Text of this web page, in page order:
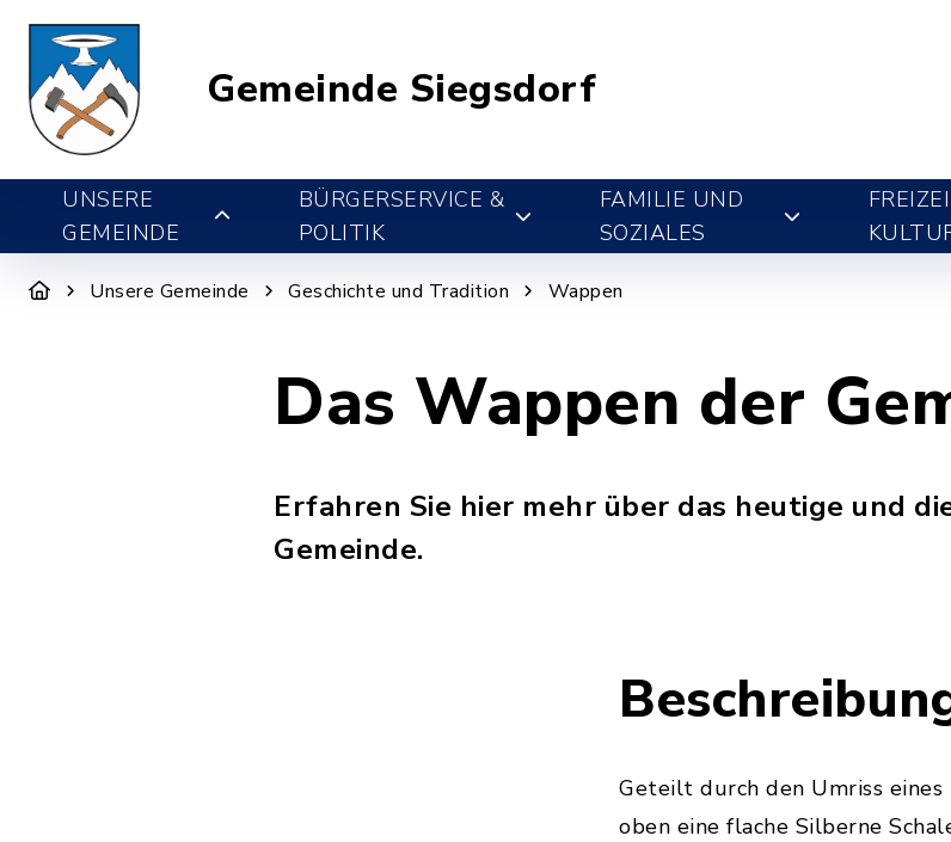
Gemeinde Siegsdorf
UNSERE
GEMEINDE
BÜRGERSERVICE &
POLITIK
FAMILIE UND
SOZIALES
Unsere Gemeinde Geschichte und Tradition Wappen
Das Wappen der
Erfahren Sie hier mehr über das heutige und
Gemeinde.
Geteilt durch den Umriss
oben eine flache Silberne